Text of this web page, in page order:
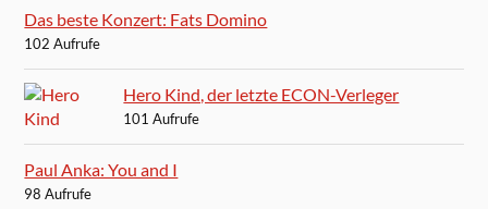
Das beste Konzert: Fats Domino
102 Aufrufe
Hero Kind, der letzte ECON-Verleger
101 Aufrufe
Paul Anka: You and I
98 Aufrufe